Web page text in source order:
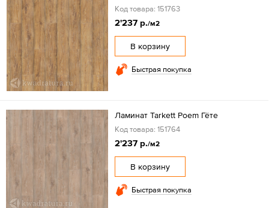
Код товара: 151763
2'237 р./м2
В корзину
Быстрая покупка
Ламинат Tarkett Poem Гёте
Код товара: 151764
2'237 р./м2
В корзину
Быстрая покупка